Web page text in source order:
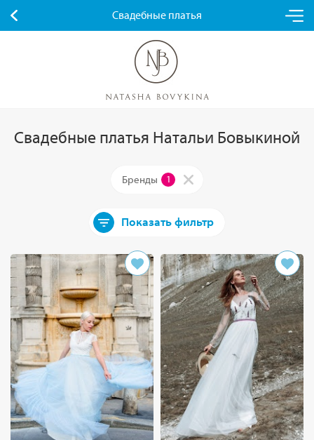
Свадебные платья
Свадебные платья Натальи Бовыкиной
Бренды 1
Показать фильтр